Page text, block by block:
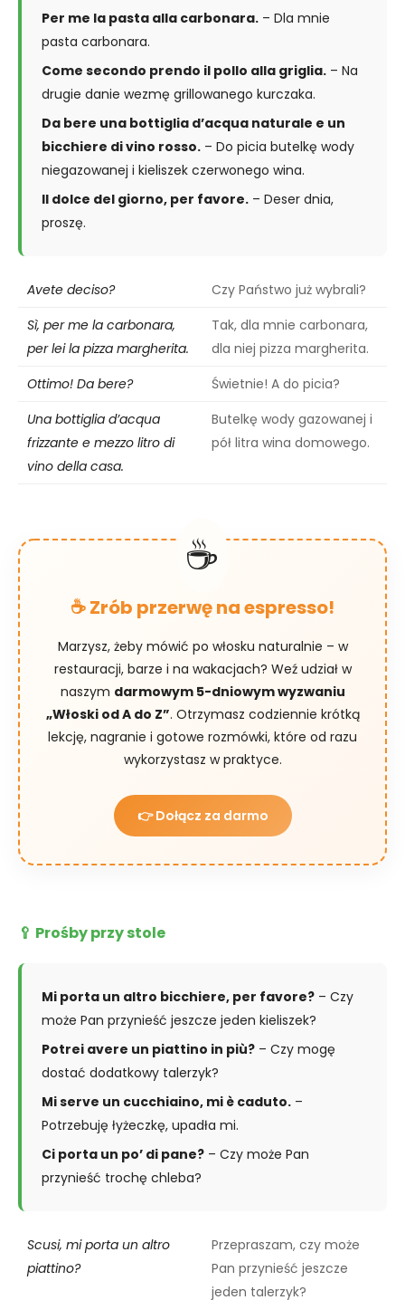
Per me la pasta alla carbonara. – Dla mnie
pasta carbonara.
Come secondo prendo il pollo alla griglia. – Na
drugie danie wezmę grillowanego kurczaka.
Da bere una bottiglia d’acqua naturale e un
bicchiere di vino rosso. – Do picia butelkę wody
niegazowanej i kieliszek czerwonego wina.
Il dolce del giorno, per favore. – Deser dnia,
proszę.
Avete deciso?
Czy Państwo już wybrali?
Sì, per me la carbonara,
per lei la pizza margherita.
Tak, dla mnie carbonara,
dla niej pizza margherita.
Ottimo! Da bere?
Świetnie! A do picia?
Una bottiglia d’acqua
frizzante e mezzo litro di
vino della casa.
Butelkę wody gazowanej i
pół litra wina domowego.
☕ Zrób przerwę na espresso!
Marzysz, żeby mówić po włosku naturalnie – w
restauracji, barze i na wakacjach? Weź udział w
naszym darmowym 5-dniowym wyzwaniu
„Włoski od A do Z”. Otrzymasz codziennie krótką
lekcję, nagranie i gotowe rozmówki, które od razu
wykorzystasz w praktyce.
👉 Dołącz za darmo
🥄 Prośby przy stole
Mi porta un altro bicchiere, per favore? – Czy
może Pan przynieść jeszcze jeden kieliszek?
Potrei avere un piattino in più? – Czy mogę
dostać dodatkowy talerzyk?
Mi serve un cucchiaino, mi è caduto. –
Potrzebuję łyżeczkę, upadła mi.
Ci porta un po’ di pane? – Czy może Pan
przynieść trochę chleba?
Scusi, mi porta un altro
piattino?
Przepraszam, czy może
Pan przynieść jeszcze
jeden talerzyk?